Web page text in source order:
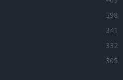
398
341
332
305